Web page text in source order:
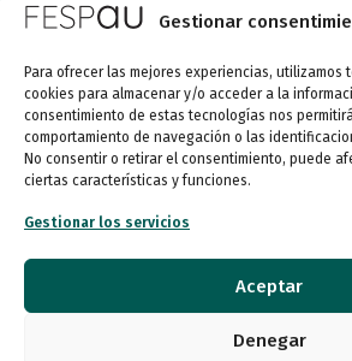
Gestionar
Para ofrecer las mejores experiencias, utilizamos
cookies para almacenar y/o acceder a la
consentimiento de estas tecnologías nos
comportamiento de navegación o las
No consentir o retirar el consentimiento, puede
ciertas características y funciones.
Gestionar los servicios
Aceptar
Denegar
Tlf.: 91 290 58 06
Atención al Público
Lunes a miércoles
09:00 a 16:00
Jueves (online)
09:00 a 14:00